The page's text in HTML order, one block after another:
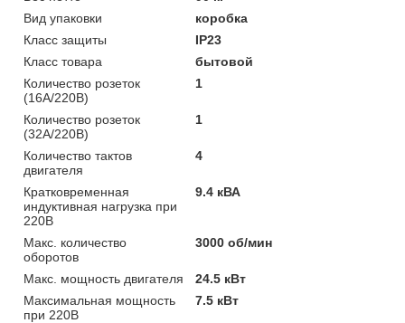
Вид упаковки
коробка
Класс защиты
IP23
Класс товара
бытовой
Количество розеток
(16А/220В)
1
Количество розеток
(32А/220В)
1
Количество тактов
двигателя
4
Кратковременная
индуктивная нагрузка при
220В
9.4 кВА
Макс. количество
оборотов
3000 об/мин
Макс. мощность двигателя
24.5 кВт
Максимальная мощность
при 220В
7.5 кВт